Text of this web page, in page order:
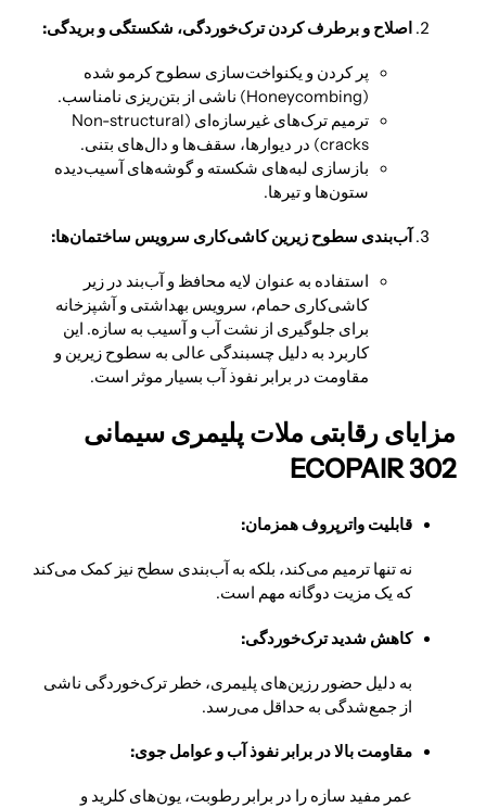
اصلاح و برطرف کردن ترک‌خوردگی، شکستگی و بریدگی:
پر کردن و یکنواخت‌سازی سطوح کرمو شده
(Honeycombing) ناشی از بتن‌ریزی نامناسب.
ترمیم ترک‌های غیرسازه‌ای (Non-structural
cracks) در دیوارها، سقف‌ها و دال‌های بتنی.
بازسازی لبه‌های شکسته و گوشه‌های آسیب‌دیده
ستون‌ها و تیرها.
آب‌بندی سطوح زیرین کاشی‌کاری سرویس ساختمان‌ها:
استفاده به عنوان لایه محافظ و آب‌بند در زیر
کاشی‌کاری حمام، سرویس بهداشتی و آشپزخانه
برای جلوگیری از نشت آب و آسیب به سازه. این
کاربرد به دلیل چسبندگی عالی به سطوح زیرین و
مقاومت در برابر نفوذ آب بسیار موثر است.
مزایای رقابتی ملات پلیمری سیمانی
ECOPAIR 302
قابلیت واترپروف همزمان:
نه تنها ترمیم می‌کند، بلکه به آب‌بندی سطح نیز کمک می‌کند
که یک مزیت دوگانه مهم است.
کاهش شدید ترک‌خوردگی:
به دلیل حضور رزین‌های پلیمری، خطر ترک‌خوردگی ناشی
از جمع‌شدگی به حداقل می‌رسد.
مقاومت بالا در برابر نفوذ آب و عوامل جوی:
عمر مفید سازه را در برابر رطوبت، یون‌های کلرید و